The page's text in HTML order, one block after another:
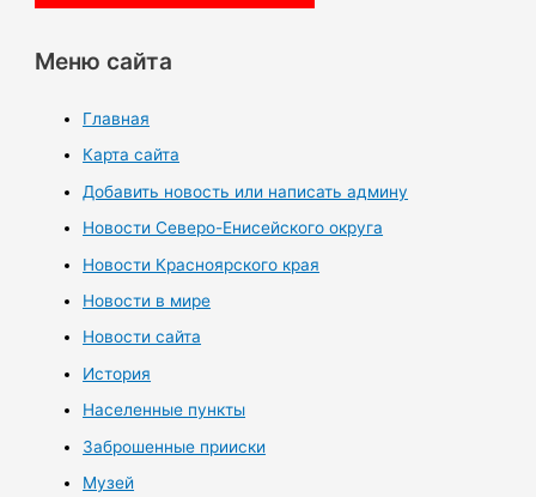
Меню сайта
Главная
Карта сайта
Добавить новость или написать админу
Новости Северо-Енисейского округа
Новости Красноярского края
Новости в мире
Новости сайта
История
Населенные пункты
Заброшенные прииски
Музей